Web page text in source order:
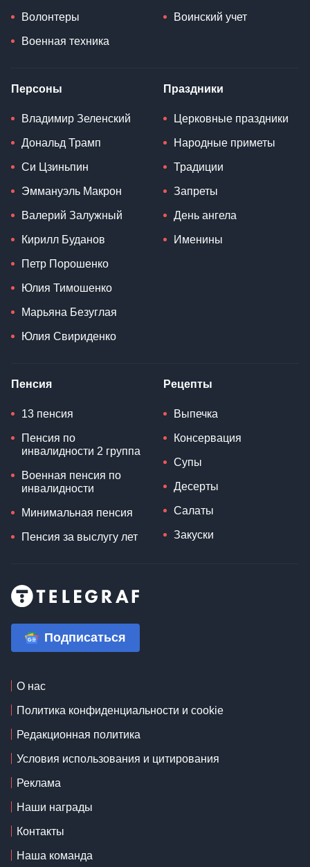
Волонтеры
Военная техника
Воинский учет
Персоны
Владимир Зеленский
Дональд Трамп
Си Цзиньпин
Эммануэль Макрон
Валерий Залужный
Кирилл Буданов
Петр Порошенко
Юлия Тимошенко
Марьяна Безуглая
Юлия Свириденко
Праздники
Церковные праздники
Народные приметы
Традиции
Запреты
День ангела
Именины
Пенсия
13 пенсия
Пенсия по
инвалидности 2 группа
Военная пенсия по
инвалидности
Минимальная пенсия
Пенсия за выслугу лет
Рецепты
Выпечка
Консервация
Супы
Десерты
Салаты
Закуски
Подписаться
О нас
Политика конфиденциальности и cookie
Редакционная политика
Условия использования и цитирования
Реклама
Наши награды
Контакты
Наша команда